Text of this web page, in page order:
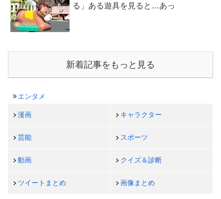
る」ある遊具を見ると…あっ
新着記事をもっと見る
エンタメ
漫画 キャラクター
芸能 スポーツ
動画 クイズ＆診断
ツイートまとめ 画像まとめ